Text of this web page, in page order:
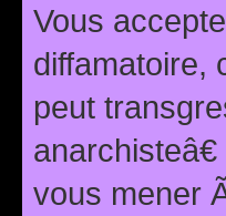
Vous
diffamatoire,
peut
vous mener